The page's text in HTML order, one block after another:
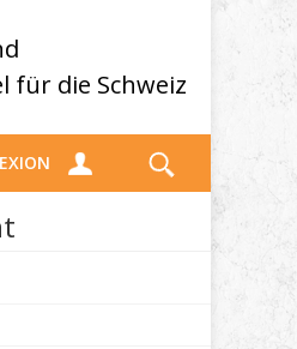
für die Schweiz